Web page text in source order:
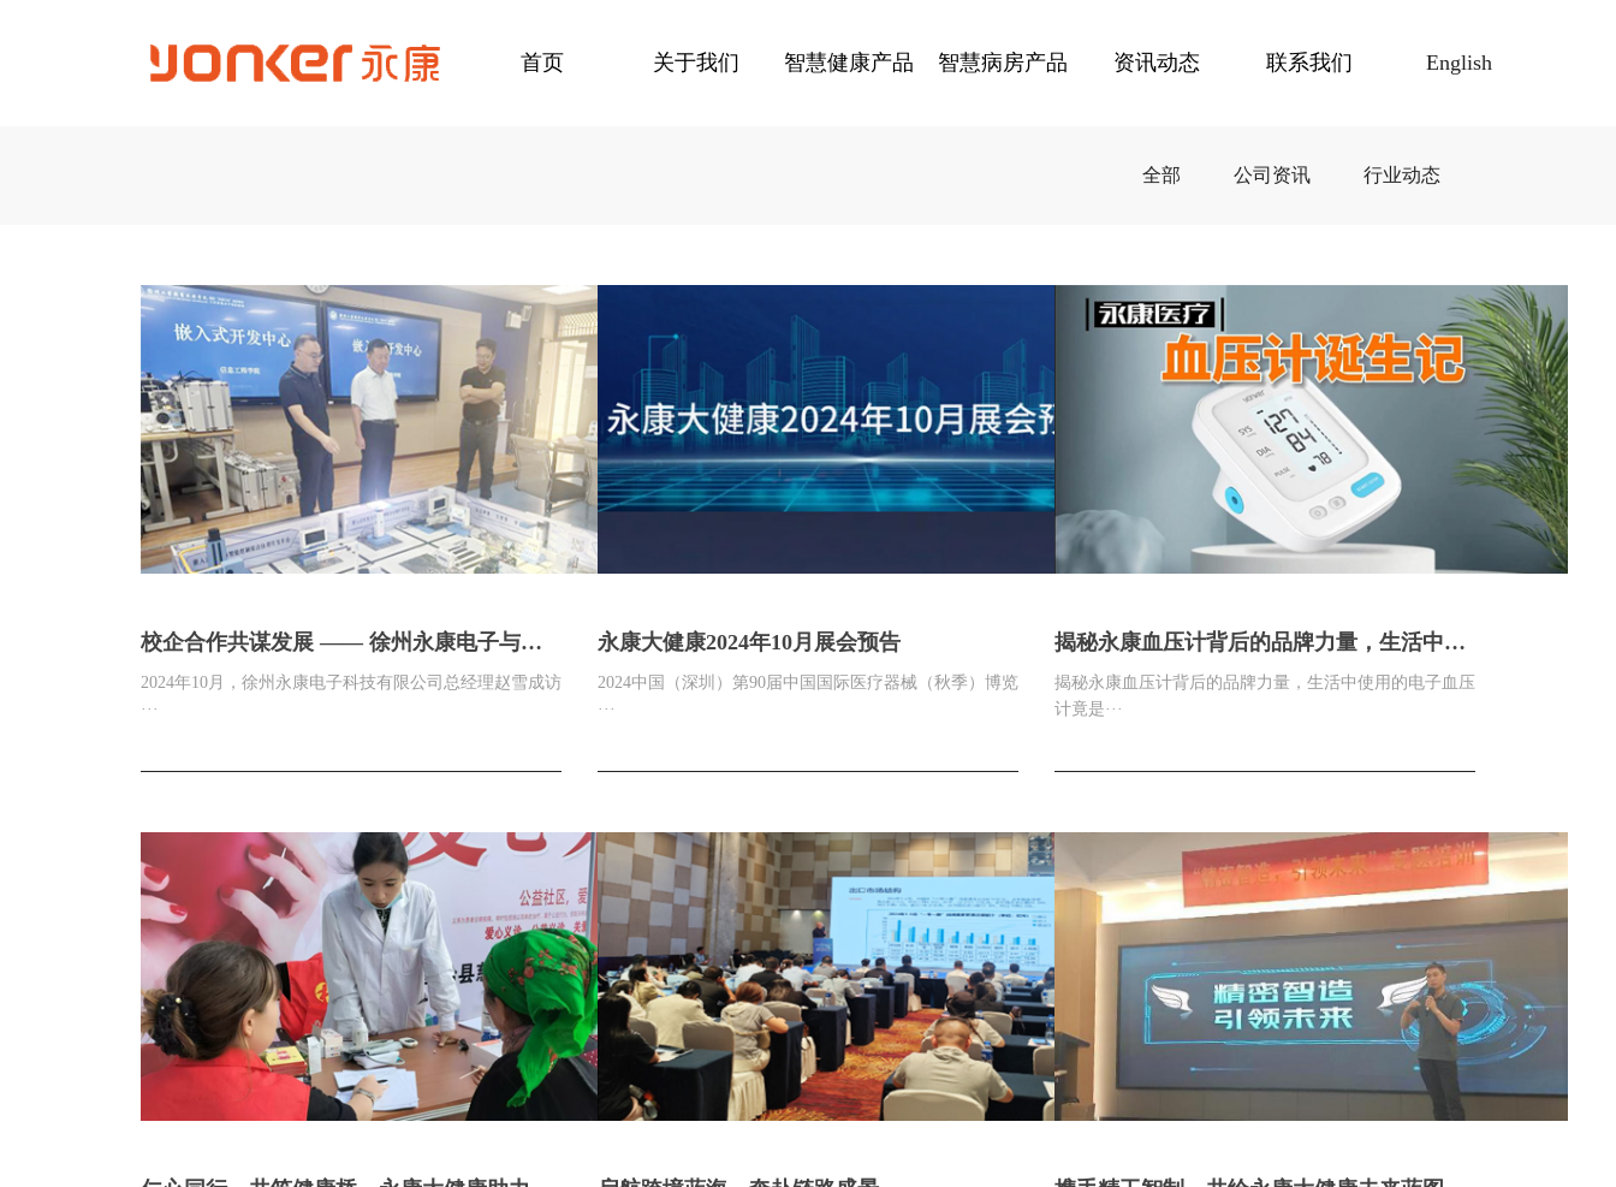
English
首页 关于我们 智慧健康产品 智慧病房产品 资讯动态 联系我们
全部 公司资讯 行业动态
校企合作共谋发展 —— 徐州永康电子与徐
州工业职业技术学院技术交流纪实
2024年10月，徐州永康电子科技有限公司总经理赵雪成访
···
永康大健康2024年10月展会预告
2024中国（深圳）第90届中国国际医疗器械（秋季）博览
···
揭秘永康血压计背后的品牌力量，生活中使
用的电子血压计竟是这么来的！
揭秘永康血压计背后的品牌力量，生活中使用的电子血压
计竟是···